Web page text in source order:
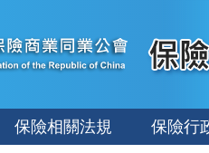
保險相關法規 保險行